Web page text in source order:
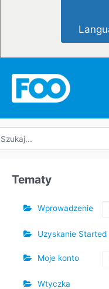
Tematy
Wprowadzenie
Uzyskanie Started
Moje konto
Wtyczka